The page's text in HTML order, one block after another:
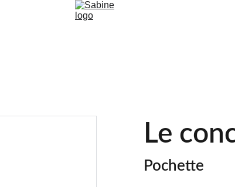
Le
Pochette